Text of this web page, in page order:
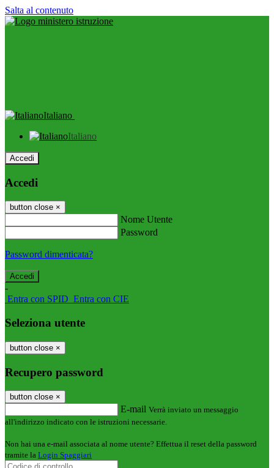
Salta al contenuto
Italiano
Italiano
Accedi
Accedi
button close ×
Nome Utente
Password
Password dimenticata?
-
Entra con SPID Entra con CIE
Seleziona utente
button close ×
Recupero password
button close ×
E-mail Verrà inviato un messaggio
all'indirizzo indicato con le istruzioni necessarie.
Non hai una e-mail associata al nome utente? Effettua il reset della password
tramite la Login Spaggiari